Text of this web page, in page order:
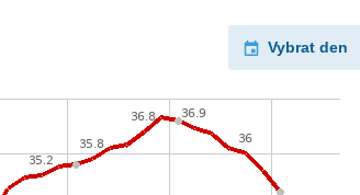
Vybrat den